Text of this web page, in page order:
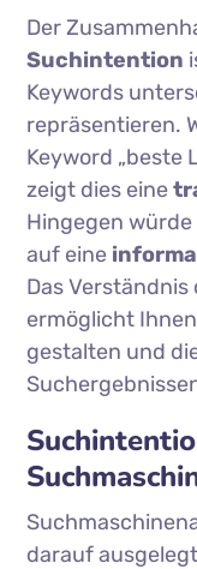
Der
Suchintention
Keywords
repräsentieren.
Keyword „beste
zeigt dies eine
Hingegen würde
auf eine
Das
ermöglicht
gestalten und
darauf